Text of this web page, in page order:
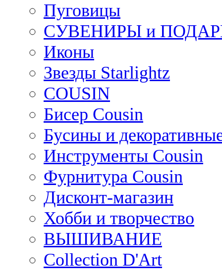
Пуговицы
СУВЕНИРЫ и
Иконы
Звезды Starlightz
COUSIN
Бисер Cousin
Бусины и
Инструменты Cousin
Фурнитура Cousin
Дисконт-магазин
Хобби и творчество
ВЫШИВАНИЕ
Collection D'Art